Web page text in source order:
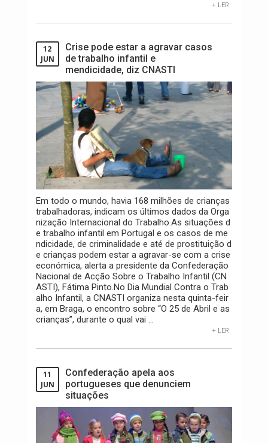
+ LER
12
JUN
Crise pode estar a agravar casos
de trabalho infantil e
mendicidade, diz CNASTI
Em todo o mundo, havia 168 milhões de crianças
trabalhadoras, indicam os últimos dados da Orga
nização Internacional do Trabalho.As situações d
e trabalho infantil em Portugal e os casos de me
ndicidade, de criminalidade e até de prostituição d
e crianças podem estar a agravar-se com a crise
económica, alerta a presidente da Confederação
Nacional de Acção Sobre o Trabalho Infantil (CN
ASTI), Fátima Pinto.No Dia Mundial Contra o Trab
alho Infantil, a CNASTI organiza nesta quinta-feir
a, em Braga, o encontro sobre “O 25 de Abril e as
crianças”, durante o qual vai ...
+ LER
11
JUN
Confederação apela aos
portugueses que denunciem
situações